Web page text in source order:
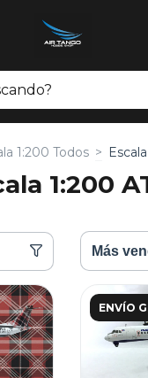
1:200 Todos >
1:200
ENVÍO